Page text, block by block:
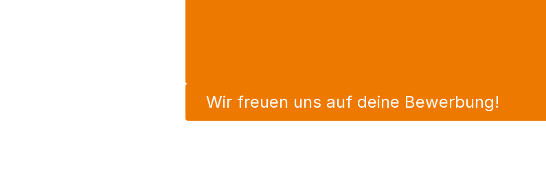
Wir freuen uns auf deine Bewerbung!